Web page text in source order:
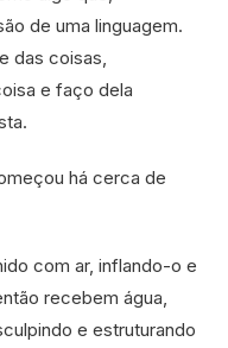
de uma linguagem.
das coisas,
e faço dela
há cerca de
com ar, inflando-o e
recebem água,
e estruturando